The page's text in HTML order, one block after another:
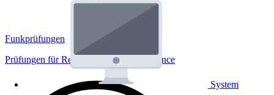
System
Funkprüfungen
Prüfungen für Regulatorik und Performance